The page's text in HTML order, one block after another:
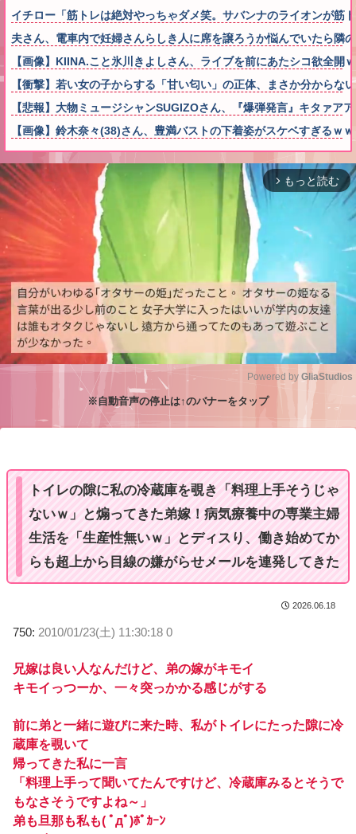
イチロー「筋トレは絶対やっちゃダメ笑。サバンナのライオンが筋
夫さん、電車内で妊婦さんらしき人に席を譲ろうか悩んでいたら
【画像】KIINA.こと氷川きよしさん、ライブを前にあたシコ欲全開
【衝撃】若い女の子からする「甘い匂い」の正体、まさか分から
【悲報】大物ミュージシャンSUGIZOさん、『爆弾発言』キタァア
【画像】鈴木奈々(38)さん、豊満バストの下着姿がスケベすぎるｗ
arrow_forward_ios もっと読む
Powered by GliaStudios
※自動音声の停止は↑のバナーをタップ
トイレの隙に私の冷蔵庫を覗き「料理上手そうじゃ
ないｗ」と煽ってきた弟嫁！病気療養中の専業主婦
生活を「生産性無いｗ」とディスり、働き始めてか
らも超上から目線の嫌がらせメールを連発してきた
2026.06.18
750: 2010/01/23(土) 11:30:18 0
兄嫁は良い人なんだけど、弟の嫁がキモイ
キモイっつーか、一々突っかかる感じがする
前に弟と一緒に遊びに来た時、私がトイレにたった隙に冷
蔵庫を覗いて
帰ってきた私に一言
「料理上手って聞いてたんですけど、冷蔵庫みるとそうで
もなさそうですよね～」
弟も旦那も私も( ﾟдﾟ)ﾎﾟｶｰﾝ